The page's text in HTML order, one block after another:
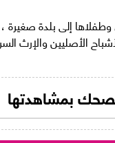
وطفلاها إلى بلدة
الأصليين والإرث
بمشاهدتها